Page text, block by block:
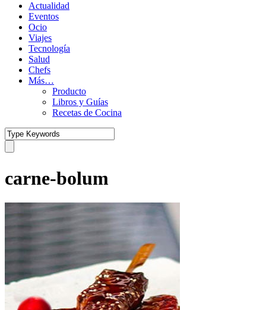
Actualidad
Eventos
Ocio
Viajes
Tecnología
Salud
Chefs
Más…
Producto
Libros y Guías
Recetas de Cocina
carne-bolum